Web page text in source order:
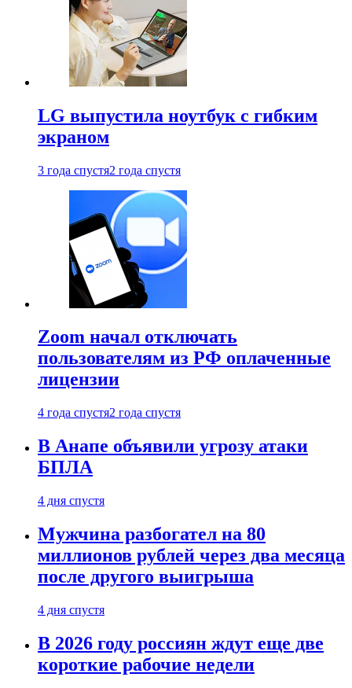
LG выпустила ноутбук с гибким
экраном
3 года спустя2 года спустя
Zoom начал отключать
пользователям из РФ оплаченные
лицензии
4 года спустя2 года спустя
В Анапе объявили угрозу атаки
БПЛА
4 дня спустя
Мужчина разбогател на 80
миллионов рублей через два месяца
после другого выигрыша
4 дня спустя
В 2026 году россиян ждут еще две
короткие рабочие недели